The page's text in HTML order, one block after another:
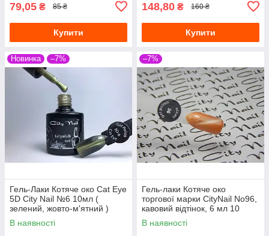
79,05 ₴ 85 ₴
Купити
148,80 ₴ 160 ₴
Купити
Новинка –7%
Гель-Лаки Котяче око Cat Eye
5D City Nail №6 10мл (
зелений, жовто-м'ятний )
В наявності
–7%
Гель-лаки Котяче око
торгової марки CityNail No96,
кавовий відтінок, 6 мл 10
В наявності